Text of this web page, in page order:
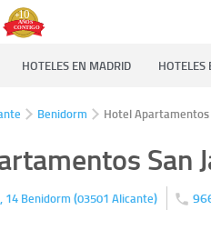
HOTELES EN MADRID HOTELES
Benidorm Hotel Apartamentos
San
14 Benidorm (03501 Alicante)